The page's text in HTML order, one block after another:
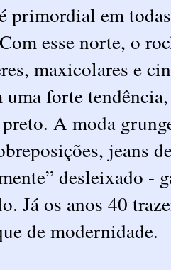
primordial em
esse norte, o
maxicolares e
uma forte
A moda
jeans
desleixado -
Já os anos 40
de modernidade.